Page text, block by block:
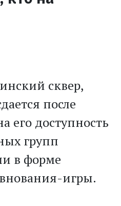
сквер,
после
его доступность
групп
в форме
игры.